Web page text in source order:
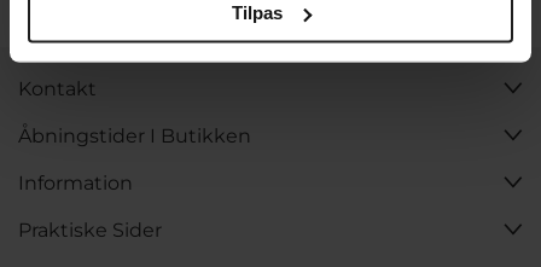
Tilpas
Kontakt
Åbningstider I Butikken
Information
Praktiske Sider